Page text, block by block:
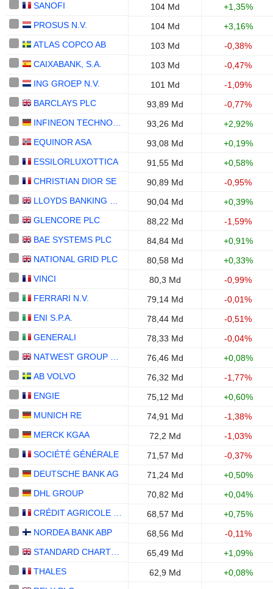
SANOFI
104 Md
+1,35%
PROSUS N.V.
104 Md
+3,16%
ATLAS COPCO AB
103 Md
-0,38%
CAIXABANK, S.A.
103 Md
-0,47%
ING GROEP N.V.
101 Md
-1,09%
BARCLAYS PLC
93,89 Md
-0,77%
93,26 Md
+2,92%
EQUINOR ASA
93,08 Md
+0,19%
ESSILORLUXOTTICA
91,55 Md
+0,58%
CHRISTIAN DIOR SE
90,89 Md
-0,95%
90,04 Md
+0,39%
GLENCORE PLC
88,22 Md
-1,59%
BAE SYSTEMS PLC
84,84 Md
+0,91%
NATIONAL GRID PLC
80,58 Md
+0,33%
VINCI
80,3 Md
-0,99%
FERRARI N.V.
79,14 Md
-0,01%
ENI S.P.A.
78,44 Md
-0,51%
GENERALI
78,33 Md
-0,04%
76,46 Md
+0,08%
AB VOLVO
76,32 Md
-1,77%
ENGIE
75,12 Md
+0,60%
MUNICH RE
74,91 Md
-1,38%
MERCK KGAA
72,2 Md
-1,03%
SOCIÉTÉ GÉNÉRALE
71,57 Md
-0,37%
DEUTSCHE BANK AG
71,24 Md
+0,50%
DHL GROUP
70,82 Md
+0,04%
68,57 Md
+0,75%
NORDEA BANK ABP
68,56 Md
-0,11%
65,49 Md
+1,09%
THALES
62,9 Md
+0,08%